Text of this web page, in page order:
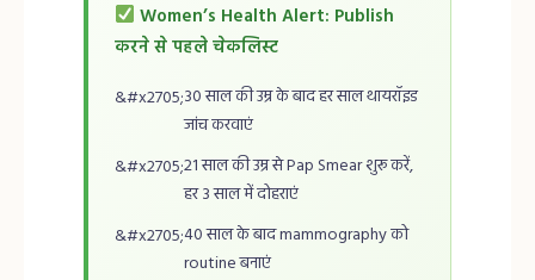
Women’s Health Alert: Publish
करने से पहले चेकलिस्ट
30 साल की उम्र के बाद हर साल थायरॉइड
जांच करवाएं
21 साल की उम्र से Pap Smear शुरू करें,
हर 3 साल में दोहराएं
40 साल के बाद mammography को
routine बनाएं